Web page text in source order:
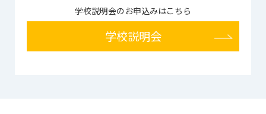
学校説明会のお申込みはこちら
学校説明会